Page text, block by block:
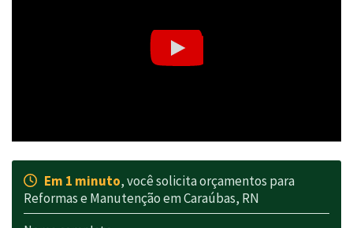
Em 1 minuto, você solicita orçamentos para
Reformas e Manutenção em Caraúbas, RN